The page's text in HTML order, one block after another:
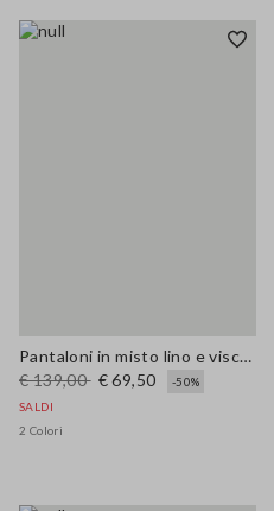
Pantaloni in misto lino e viscosa elasticizzato marroni regular fit
€ 139,00 € 69,50
-50%
SALDI
2 Colori